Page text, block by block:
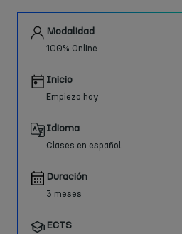
Modalidad
100% Online
Inicio
Empieza hoy
Idioma
Clases en español
Duración
3 meses
ECTS